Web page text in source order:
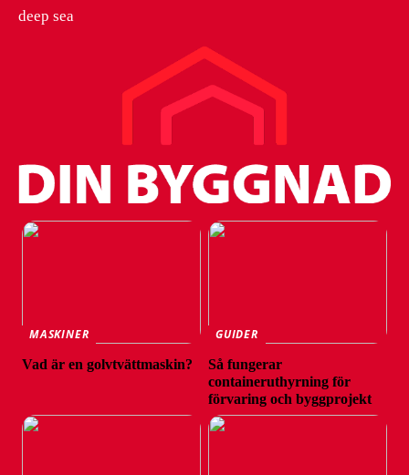
deep sea
MASKINER
Vad är en golvtvättmaskin?
GUIDER
Så fungerar
containeruthyrning för
förvaring och byggprojekt